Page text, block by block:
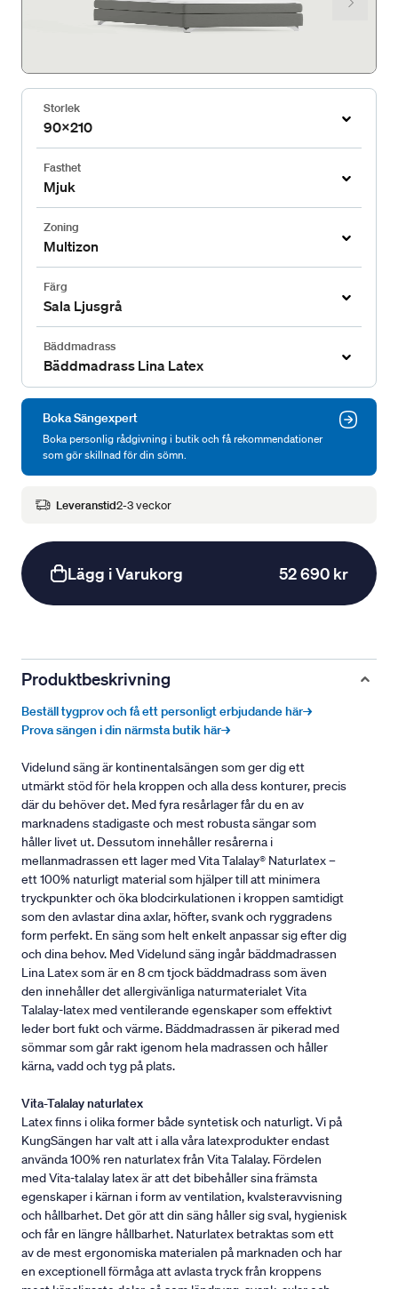
Storlek
90x210
Fasthet
Mjuk
Zoning
Multizon
Färg
Sala Ljusgrå
Bäddmadrass
Bäddmadrass Lina Latex
Boka Sängexpert
Boka personlig rådgivning i butik och få rekommendationer
som gör skillnad för din sömn.
Leveranstid2-3 veckor
Lägg i Varukorg 52 690 kr
Produktbeskrivning
Beställ tygprov och få ett personligt erbjudande här→
Prova sängen i din närmsta butik här→
Videlund säng är kontinentalsängen som ger dig ett
utmärkt stöd för hela kroppen och alla dess konturer, precis
där du behöver det. Med fyra resårlager får du en av
marknadens stadigaste och mest robusta sängar som
håller livet ut. Dessutom innehåller resårerna i
mellanmadrassen ett lager med Vita Talalay® Naturlatex –
ett 100% naturligt material som hjälper till att minimera
tryckpunkter och öka blodcirkulationen i kroppen samtidigt
som den avlastar dina axlar, höfter, svank och ryggradens
form perfekt. En säng som helt enkelt anpassar sig efter dig
och dina behov. Med Videlund säng ingår bäddmadrassen
Lina Latex som är en 8 cm tjock bäddmadrass som även
den innehåller det allergivänliga naturmaterialet Vita
Talalay-latex med ventilerande egenskaper som effektivt
leder bort fukt och värme. Bäddmadrassen är pikerad med
sömmar som går rakt igenom hela madrassen och håller
kärna, vadd och tyg på plats.
Vita-Talalay naturlatex
Latex finns i olika former både syntetisk och naturligt. Vi på
KungSängen har valt att i alla våra latexprodukter endast
använda 100% ren naturlatex från Vita Talalay. Fördelen
med Vita-talalay latex är att det bibehåller sina främsta
egenskaper i kärnan i form av ventilation, kvalsteravvisning
och hållbarhet. Det gör att din säng håller sig sval, hygienisk
och får en längre hållbarhet. Naturlatex betraktas som ett
av de mest ergonomiska materialen på marknaden och har
en exceptionell förmåga att avlasta tryck från kroppens